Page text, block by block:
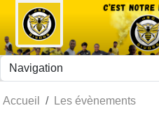
Accueil Les évènements
Panneau de gestion des